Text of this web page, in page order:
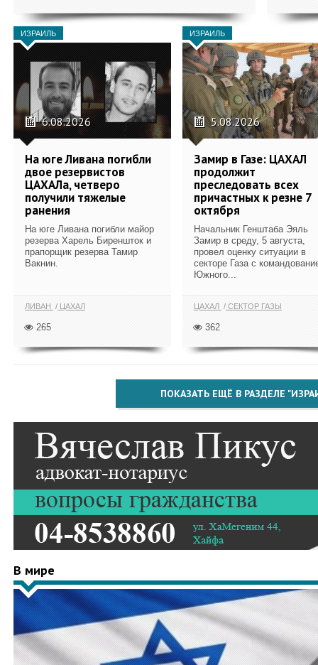
ИЗРАИЛЬ
6.08.2026
На юге Ливана погибли
двое резервистов
ЦАХАЛа, четверо
получили тяжелые
ранения
На юге Ливана погибли майор
резерва Харель Биреншток и
прапорщик резерва Тамир
Вакнин.
ЛИВАН ЦАХАЛ
265
ИЗРАИЛЬ
5.08.2026
Замир в Газе: ЦАХАЛ
продолжит
преследовать всех
причастных к резне 7
октября
Начальник Генштаба Эяль
Замир в среду, 5 августа,
провел оценку ситуации в
секторе Газа с
Южного...
ЦАХАЛ СЕКТОР ГАЗЫ
362
ПОКАЗАТЬ ЕЩЁ В РАЗДЕЛЕ
В мире